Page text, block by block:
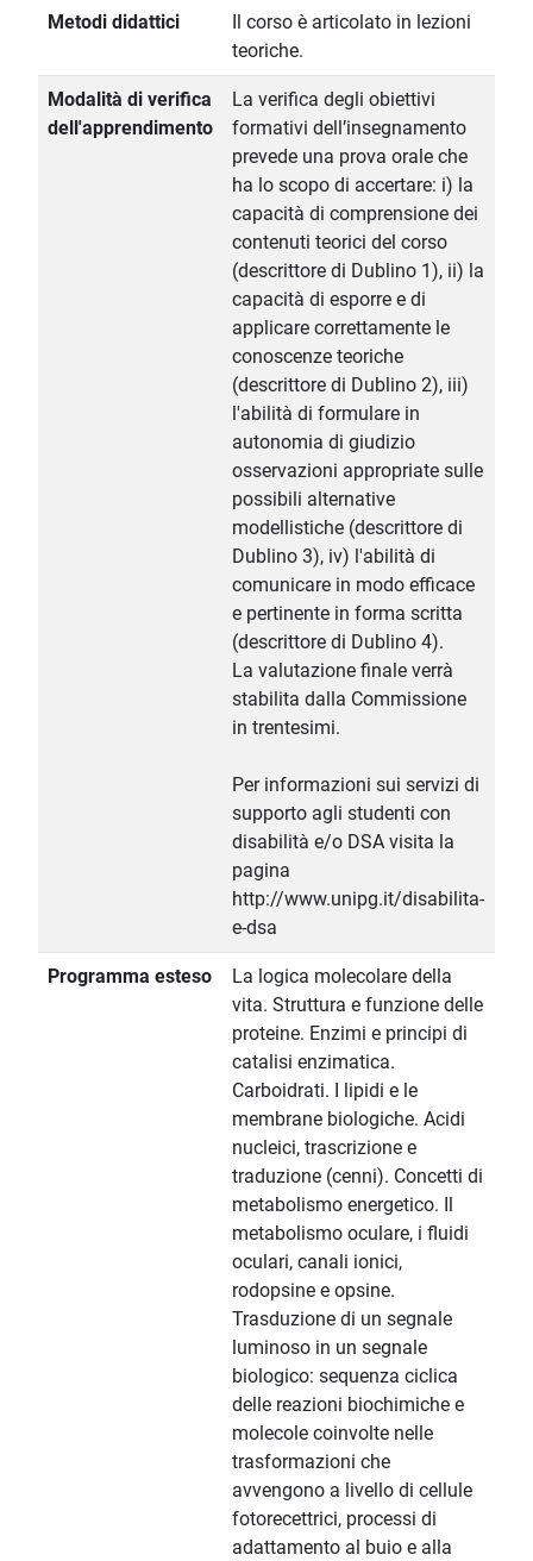
Metodi didattici
Il corso è articolato in lezioni
teoriche.
Modalità di verifica
dell'apprendimento
La verifica degli obiettivi
formativi dell’insegnamento
prevede una prova orale che
ha lo scopo di accertare: i) la
capacità di comprensione dei
contenuti teorici del corso
(descrittore di Dublino 1), ii) la
capacità di esporre e di
applicare correttamente le
conoscenze teoriche
(descrittore di Dublino 2), iii)
l'abilità di formulare in
autonomia di giudizio
osservazioni appropriate sulle
possibili alternative
modellistiche (descrittore di
Dublino 3), iv) l'abilità di
comunicare in modo efficace
e pertinente in forma scritta
(descrittore di Dublino 4).
La valutazione finale verrà
stabilita dalla Commissione
in trentesimi.
Per informazioni sui servizi di
supporto agli studenti con
disabilità e/o DSA visita la
pagina
http://www.unipg.it/disabilita-
e-dsa
Programma esteso
La logica molecolare della
vita. Struttura e funzione delle
proteine. Enzimi e principi di
catalisi enzimatica.
Carboidrati. I lipidi e le
membrane biologiche. Acidi
nucleici, trascrizione e
traduzione (cenni). Concetti di
metabolismo energetico. Il
metabolismo oculare, i fluidi
oculari, canali ionici,
rodopsine e opsine.
Trasduzione di un segnale
luminoso in un segnale
biologico: sequenza ciclica
delle reazioni biochimiche e
molecole coinvolte nelle
trasformazioni che
avvengono a livello di cellule
fotorecettrici, processi di
adattamento al buio e alla